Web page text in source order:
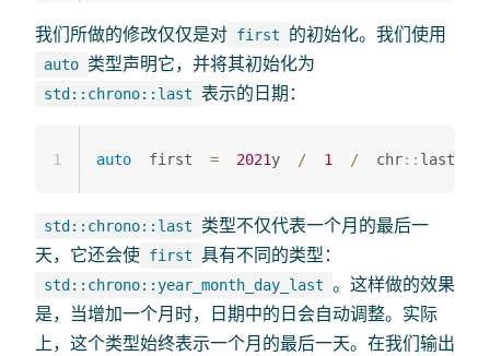
我们所做的修改仅仅是对 first 的初始化。我们使用
auto 类型声明它，并将其初始化为
std::chrono::last 表示的日期：
auto
  first
= 2021y / 1 /
  chr
:: last
1
std::chrono::last
类型不仅代表一个月的最后一
天，它还会使 first 具有不同的类型：
std::chrono::year_month_day_last 。这样做的效果
是，当增加一个月时，日期中的日会自动调整。实际
上，这个类型始终表示一个月的最后一天。在我们输出